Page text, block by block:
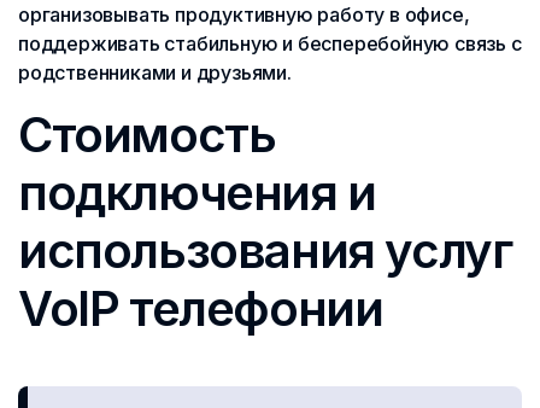
организовывать продуктивную работу в офисе,
поддерживать стабильную и бесперебойную связь с
родственниками и друзьями.
Стоимость
подключения и
использования услуг
VoIP телефонии